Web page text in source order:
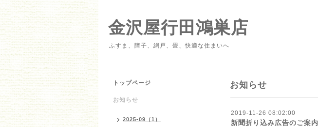
金沢屋行田鴻巣店
ふすま、障子、網戸、畳、快適な住まいへ
お知らせ
2019-11-26 08:02:00
新聞折り込み広告のご案内
トップページ
お知らせ
2025-09（1）